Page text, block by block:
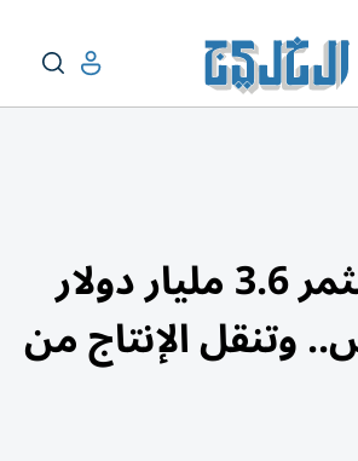
تويوتا تستثمر 3.6 مليار دولار
وتنقل الإنتاج من